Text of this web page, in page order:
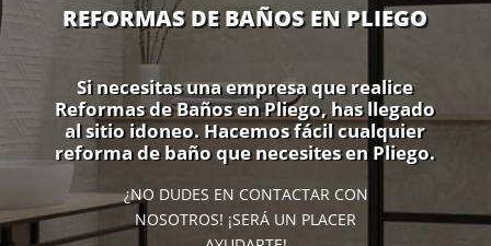
REFORMAS DE BAÑOS EN PLIEGO
Si necesitas una empresa que realice
Reformas de Baños en Pliego, has llegado
al sitio idoneo. Hacemos fácil cualquier
reforma de baño que necesites en Pliego.
¿NO DUDES EN CONTACTAR CON
NOSOTROS! ¡SERÁ UN PLACER